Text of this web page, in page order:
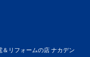
リフォームの店 ナカデン